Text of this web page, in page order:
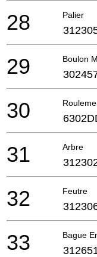
Palier
28
Boulon
29
30
Arbre
31
Feutre
32
Bague
33